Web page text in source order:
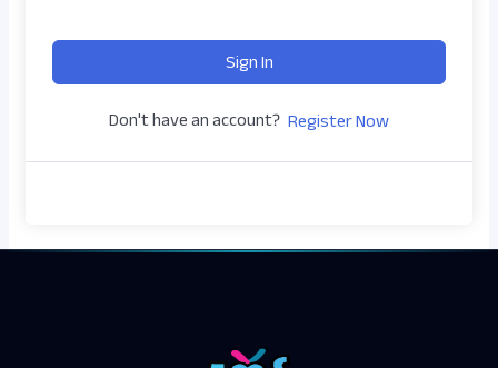
Sign In
Don't have an account? Register Now